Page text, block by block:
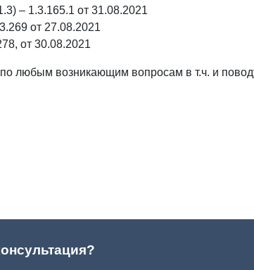
– 1.3.165.1 от 31.08.2021
от 27.08.2021
от 30.08.2021
по любым возникающим вопросам в т.ч. и